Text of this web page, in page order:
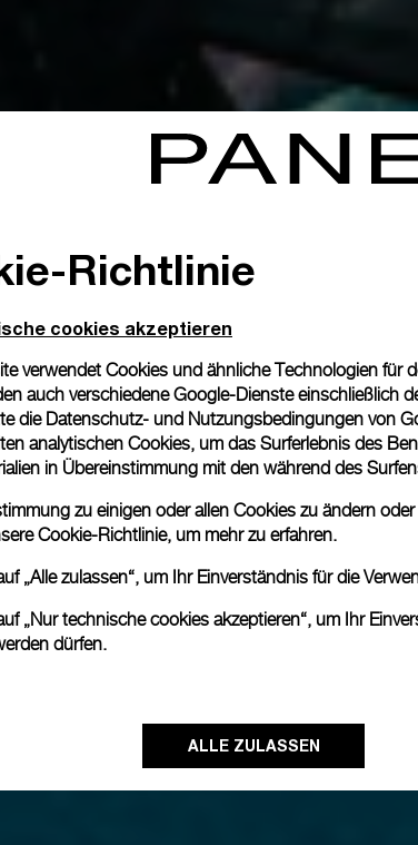
Richtlinie
cookies akzeptieren
verwendet Cookies und ähnliche Technologien für
auch verschiedene Google-Dienste einschließlich
die Datenschutz- und Nutzungsbedingungen von
analytischen Cookies, um das Surferlebnis des
in Übereinstimmung mit den während des
zu einigen oder allen Cookies zu ändern
Cookie-Richtlinie, um mehr zu erfahren.
„Alle zulassen“, um Ihr Einverständnis für die
„Nur technische cookies akzeptieren“, um Ihr
dürfen.
ALLE ZULASSEN